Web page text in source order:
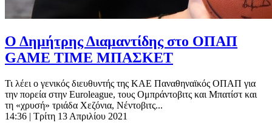
Ο Δημήτρης Διαμαντίδης στο ΟΠΑΠ
GAME TIME ΜΠΑΣΚΕΤ
Τι λέει ο γενικός διευθυντής της ΚΑΕ Παναθηναϊκός ΟΠΑΠ για
την πορεία στην Euroleague, τους Ομπράντοβιτς και Μπατίστ και
τη «χρυσή» τριάδα Χεζόνια, Νέντοβιτς...
14:36 | Τρίτη 13 Απριλίου 2021